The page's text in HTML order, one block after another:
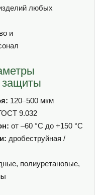
любых
и
защиты
120–500 мкм
9.032
от –60 °C до +150 °C
дробеструйная /
полиуретановые,